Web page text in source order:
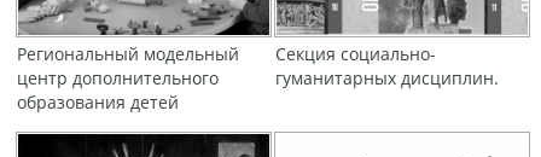
Региональный модельный
центр дополнительного
образования детей
Секция социально-
гуманитарных дисциплин.